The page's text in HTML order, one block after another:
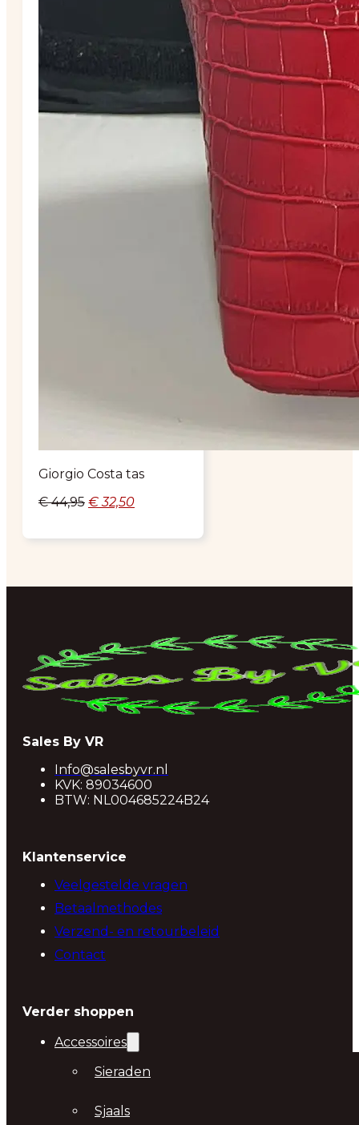
Giorgio Costa tas
€44,95 Oorspronkelijke
€32,50Huidige
Sales By VR
Info@salesbyvr.nl
KVK: 89034600
BTW: NL004685224B24
Klantenservice
Veelgestelde vragen
Betaalmethodes
Verzend- en retourbeleid
Contact
Verder shoppen
Accessoires
Sieraden
Sjaals